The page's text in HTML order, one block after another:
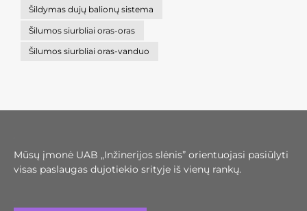
Šildymas dujų balionų sistema
Šilumos siurbliai oras-oras
Šilumos siurbliai oras-vanduo
Mūsų įmonė UAB „Inžinerijos slėnis” orientuojasi pasiūlyti
visas paslaugas dujotiekio srityje iš vienų rankų.